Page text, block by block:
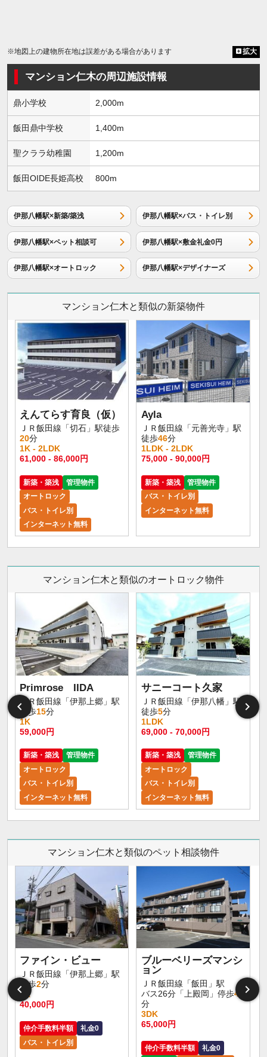
※地図上の建物所在地は誤差がある場合があります 拡大
マンション仁木の周辺施設情報
鼎小学校 2,000m
飯田鼎中学校 1,400m
聖クララ幼稚園 1,200m
飯田OIDE長姫高校 800m
伊那八幡駅×新築/築浅 伊那八幡駅×バス・トイレ別
伊那八幡駅×ペット相談可 伊那八幡駅×敷金礼金0円
伊那八幡駅×オートロック 伊那八幡駅×デザイナーズ
マンション仁木と類似の新築物件
えんてらす育良（仮）
ＪＲ飯田線「切石」駅徒歩
20分
1K - 2LDK
61,000 - 86,000円
新築・築浅
管理物件
オートロック
バス・トイレ別
インターネット無料
Ayla
ＪＲ飯田線「元善光寺」駅
徒歩46分
1LDK - 2LDK
75,000 - 90,000円
新築・築浅
管理物件
バス・トイレ別
インターネット無料
マンション仁木と類似のオートロック物件
Primrose IIDA
ＪＲ飯田線「伊那上郷」駅
徒歩15分
1K
59,000円
新築・築浅
管理物件
オートロック
バス・トイレ別
インターネット無料
サニーコート久家
ＪＲ飯田線「伊那八幡」駅
徒歩5分
1LDK
69,000 - 70,000円
新築・築浅
管理物件
オートロック
バス・トイレ別
インターネット無料
マンション仁木と類似のペット相談物件
ファイン・ビュー
ＪＲ飯田線「伊那上郷」駅
徒歩2分
1K
40,000円
仲介手数料半額
礼金0
バス・トイレ別
ブルーベリーズマンシ
ョン
ＪＲ飯田線「飯田」駅
バス26分「上殿岡」停歩4
分
3DK
65,000円
仲介手数料半額
礼金0